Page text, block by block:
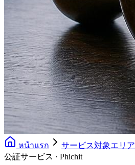
หน้าแรก サービス対象エリア
公証サービス · Phichit